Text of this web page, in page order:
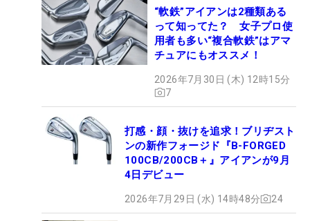
“軟鉄”アイアンは2種類ある
って知ってた？ 女子プロ使
用者も多い“複合軟鉄”はアマ
チュアにもオススメ！
2026年7月30日 (木) 12時15分
7
打感・顔・抜けを追求！ブリヂスト
ンの新作フォージド『B-FORGED
100CB/200CB＋』アイアンが9月
4日デビュー
2026年7月29日 (水) 14時48分 24